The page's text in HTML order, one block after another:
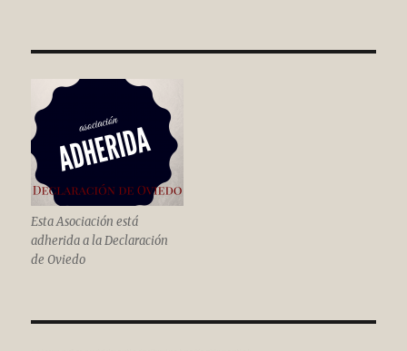
Esta Asociación está
adherida a la Declaración
de Oviedo